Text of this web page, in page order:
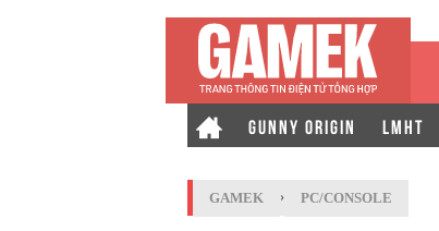
GUNNY ORIGIN LMHT
GAMEK › PC/CONSOLE